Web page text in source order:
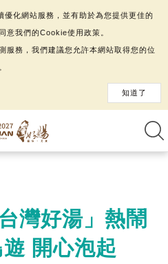
灣好湯」熱鬧
開心泡起
化網站服務，並有助於為您提供更佳的
意我們的Cookie使用政策。
服務，我們建議您允許本網站取得您的位
知道了